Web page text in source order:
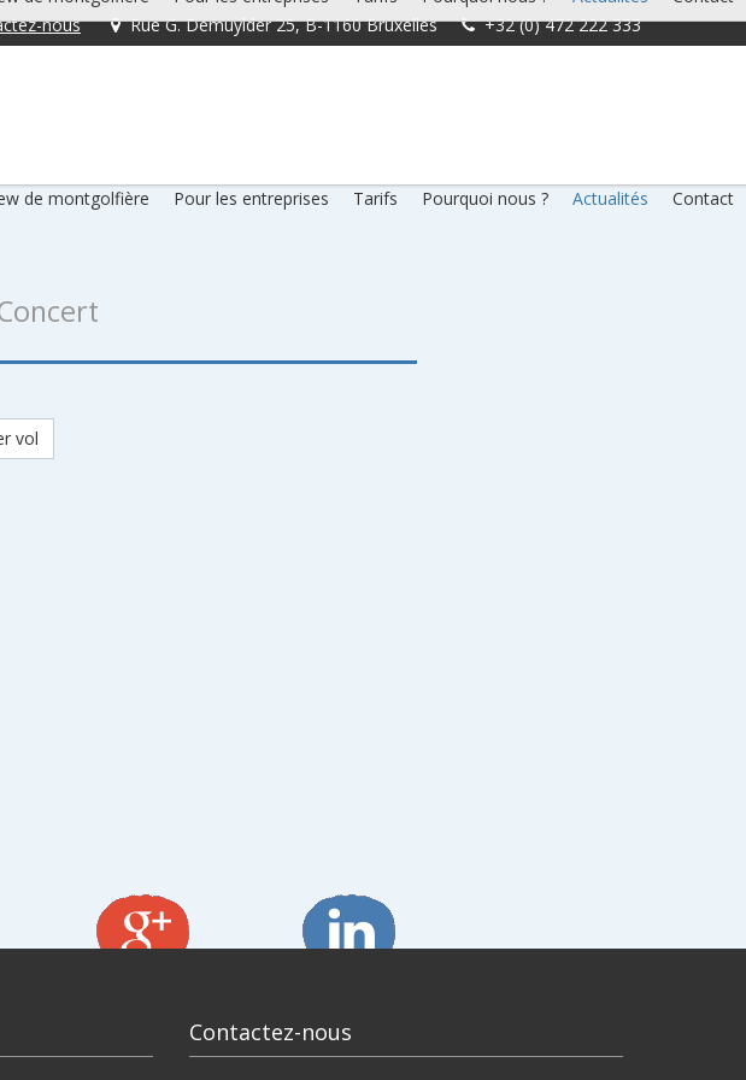
nous Rue G. Demuylder 25, B-1160 Bruxelles +32 (0) 472 222 333
de montgolfière Pour les entreprises Tarifs Pourquoi nous ? Actualités Contact
vol
Contactez-nous